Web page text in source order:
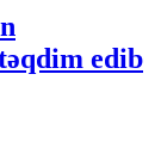
edib